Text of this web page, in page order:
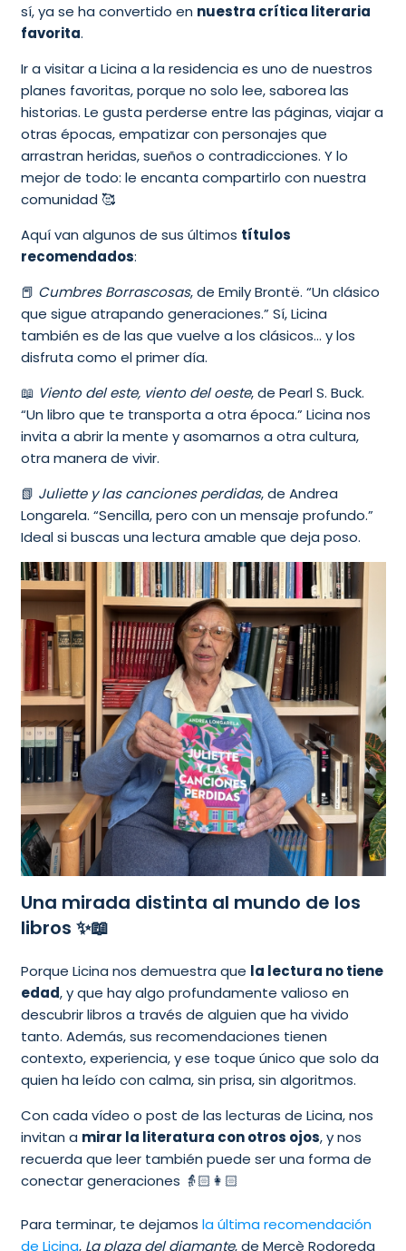
sí, ya se ha convertido en nuestra crítica literaria
favorita.
Ir a visitar a Licina a la residencia es uno de nuestros
planes favoritas, porque no solo lee, saborea las
historias. Le gusta perderse entre las páginas, viajar a
otras épocas, empatizar con personajes que
arrastran heridas, sueños o contradicciones. Y lo
mejor de todo: le encanta compartirlo con nuestra
comunidad 🥰
Aquí van algunos de sus últimos títulos
recomendados:
📕 Cumbres Borrascosas, de Emily Brontë. “Un clásico
que sigue atrapando generaciones.” Sí, Licina
también es de las que vuelve a los clásicos… y los
disfruta como el primer día.
📖 Viento del este, viento del oeste, de Pearl S. Buck.
“Un libro que te transporta a otra época.” Licina nos
invita a abrir la mente y asomarnos a otra cultura,
otra manera de vivir.
📗 Juliette y las canciones perdidas, de Andrea
Longarela. “Sencilla, pero con un mensaje profundo.”
Ideal si buscas una lectura amable que deja poso.
Una mirada distinta al mundo de los
libros ✨📖
Porque Licina nos demuestra que la lectura no tiene
edad, y que hay algo profundamente valioso en
descubrir libros a través de alguien que ha vivido
tanto. Además, sus recomendaciones tienen
contexto, experiencia, y ese toque único que solo da
quien ha leído con calma, sin prisa, sin algoritmos.
Con cada vídeo o post de las lecturas de Licina, nos
invitan a mirar la literatura con otros ojos, y nos
recuerda que leer también puede ser una forma de
conectar generaciones 👵🏻👩🏻
Para terminar, te dejamos la última recomendación
de Licina, La plaza del diamante, de Mercè Rodoreda